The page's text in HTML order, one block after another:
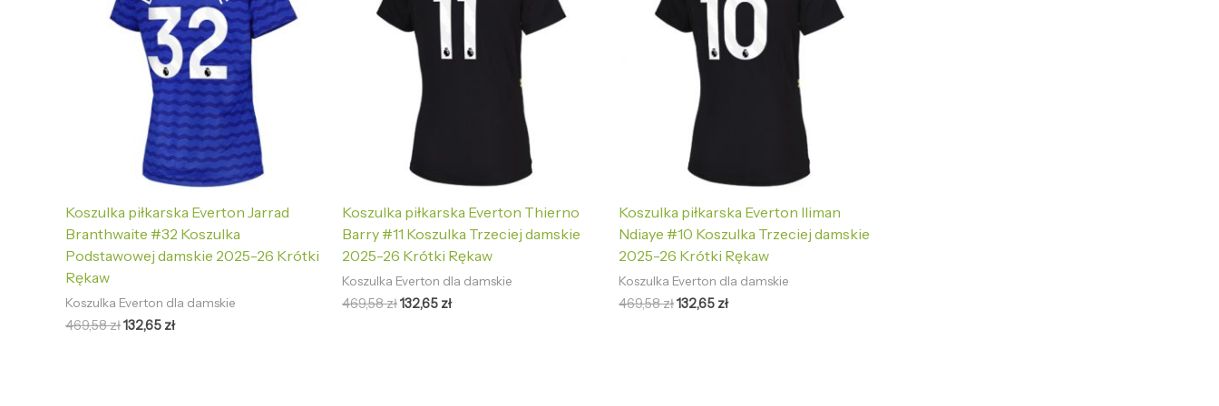
Koszulka piłkarska Everton Jarrad
Branthwaite #32 Koszulka
Podstawowej damskie 2025-26 Krótki
Rękaw
Koszulka Everton dla damskie
469,58zł132,65 zł
Koszulka piłkarska Everton Thierno
Barry #11 Koszulka Trzeciej damskie
2025-26 Krótki Rękaw
Koszulka Everton dla damskie
469,58zł132,65 zł
Koszulka piłkarska Everton Iliman
Ndiaye #10 Koszulka Trzeciej damskie
2025-26 Krótki Rękaw
Koszulka Everton dla damskie
469,58zł132,65 zł